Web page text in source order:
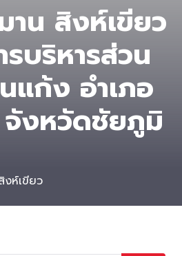
าน สิงห์เขียว
บริหารส่วน
แก้ง อำเภอ
งหวัดชัยภูมิ
งห์เขียว